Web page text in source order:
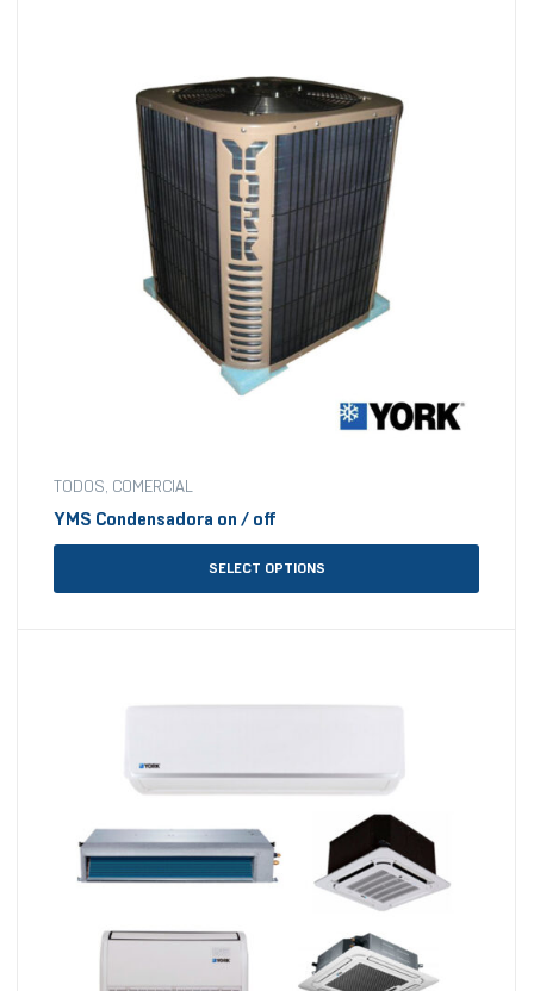
TODOS COMERCIAL
YMS Condensadora on / off
SELECT OPTIONS